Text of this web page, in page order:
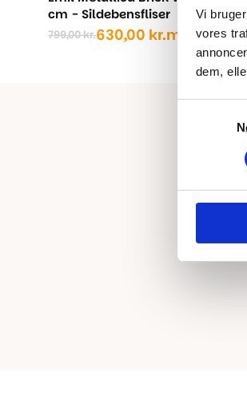
Vi
vores
dem,
cm - Sildebensfliser
799,00kr.
Den
630,00 kr.
Den
m2